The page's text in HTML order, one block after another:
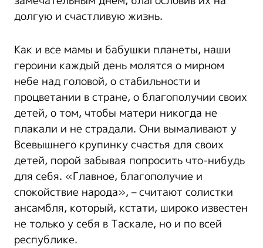
долгую и счастливую жизнь.
Как и все мамы и бабушки планеты, наши
героини каждый день молятся о мирном
небе над головой, о стабильности и
процветании в стране, о благополучии своих
детей, о том, чтобы матери никогда не
плакали и не страдали. Они вымаливают у
Всевышнего крупинку счастья для своих
детей, порой забывая попросить что-нибудь
для себя. «Главное, благополучие и
спокойствие народа», – считают солистки
ансамбля, который, кстати, широко известен
не только у себя в Таскале, но и по всей
республике.